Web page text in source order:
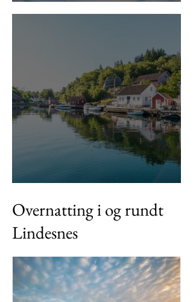
Ramsalte opplevelser
Overnatting i og rundt
Lindesnes